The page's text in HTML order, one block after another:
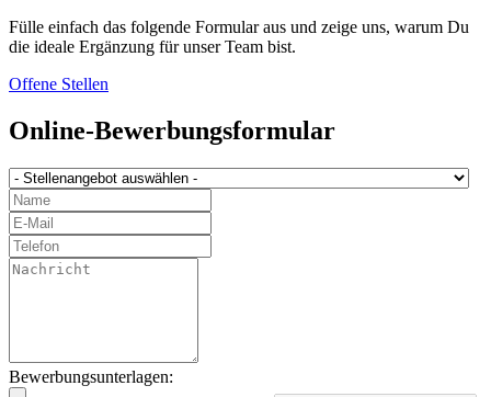
Fülle einfach das folgende Formular aus und zeige uns, warum Du
die ideale Ergänzung für unser Team bist.
Offene Stellen
Online-Bewerbungsformular
Bewerbungsunterlagen: